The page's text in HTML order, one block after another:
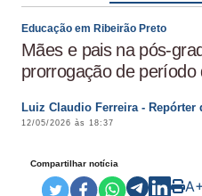
Educação em Ribeirão Preto
Mães e pais na pós-
prorrogação de período
Luiz Claudio Ferreira - Repórter
12/05/2026 às 18:37
Compartilhar notícia
A+